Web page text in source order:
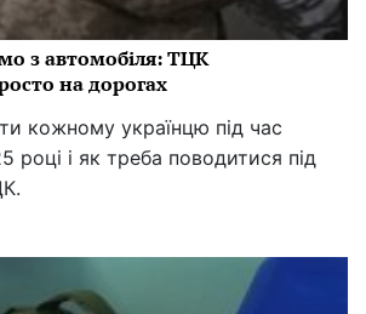
з автомобіля: ТЦК
на дорогах
кожному українцю під час
році і як треба поводитися під